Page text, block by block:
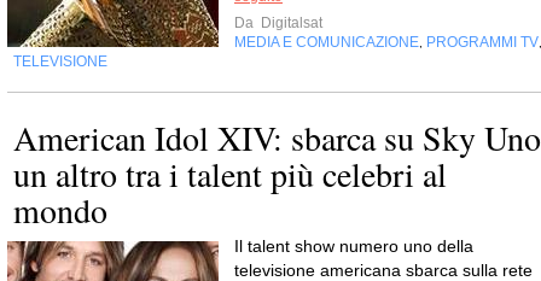
Da Digitalsat
MEDIA E COMUNICAZIONE PROGRAMMI TV
TELEVISIONE
American Idol XIV: sbarca su Sky Uno
un altro tra i talent più celebri al
mondo
Il talent show numero uno della
televisione americana sbarca sulla rete